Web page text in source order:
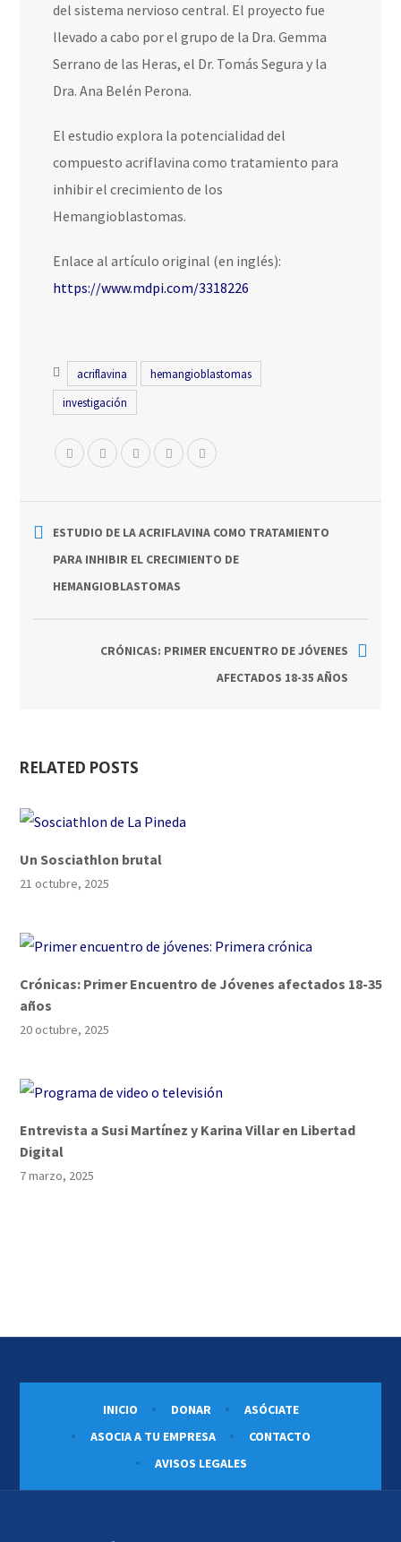
del sistema nervioso central. El proyecto fue
llevado a cabo por el grupo de la Dra. Gemma
Serrano de las Heras, el Dr. Tomás Segura y la
Dra. Ana Belén Perona.
El estudio explora la potencialidad del
compuesto acriflavina como tratamiento para
inhibir el crecimiento de los
Hemangioblastomas.
Enlace al artículo original (en inglés):
https://www.mdpi.com/3318226
acriflavina
hemangioblastomas
investigación
ESTUDIO DE LA ACRIFLAVINA COMO TRATAMIENTO
PARA INHIBIR EL CRECIMIENTO DE
HEMANGIOBLASTOMAS
CRÓNICAS: PRIMER ENCUENTRO DE JÓVENES
AFECTADOS 18-35 AÑOS
RELATED POSTS
Un Sosciathlon brutal
21 octubre, 2025
Crónicas: Primer Encuentro de Jóvenes afectados 18-35
años
20 octubre, 2025
Entrevista a Susi Martínez y Karina Villar en Libertad
Digital
7 marzo, 2025
INICIO DONAR
ASÓCIATE
ASOCIA A TU EMPRESA
CONTACTO
AVISOS LEGALES